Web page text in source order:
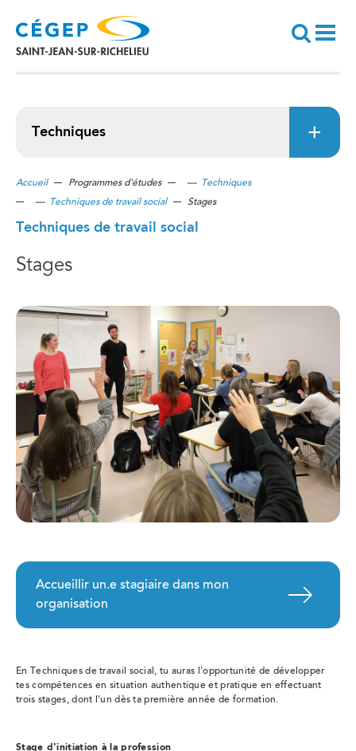
contenu
principal
Recherche
Techniques
Accueil Programmes d'études — Techniques
— Techniques de travail social Stages
Techniques de travail social
Stages
Accueillir un.e stagiaire dans mon
organisation
En Techniques de travail social, tu auras l'opportunité de développer
tes compétences en situation authentique et pratique en effectuant
trois stages, dont l'un dès ta première année de formation.
Stage d'initiation à la profession